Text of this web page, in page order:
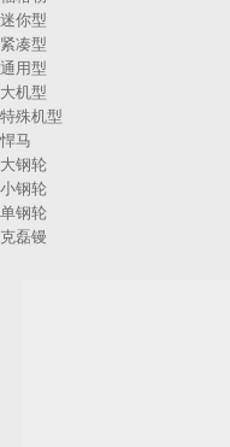
迷你型
紧凑型
通用型
大机型
特殊机型
悍马
大钢轮
小钢轮
单钢轮
克磊镘